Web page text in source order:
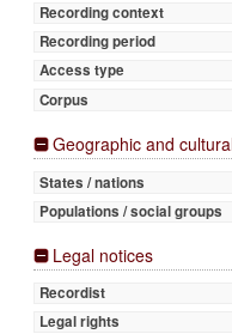
Recording context
Recording period
Access type
Corpus
Geographic and
States / nations
Populations / social groups
Legal notices
Recordist
Legal rights